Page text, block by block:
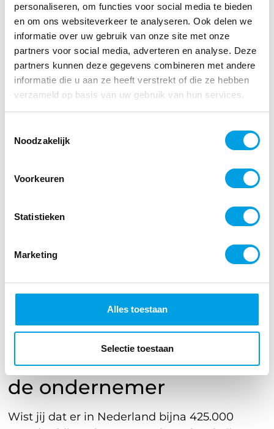
personaliseren, om functies voor social media te bieden
en om ons websiteverkeer te analyseren. Ook delen we
informatie over uw gebruik van onze site met onze
partners voor social media, adverteren en analyse. Deze
partners kunnen deze gegevens combineren met andere
informatie die u aan ze heeft verstrekt of die ze hebben
verzameld op basis van uw gebruik van hun services.
Noodzakelijk
Voorkeuren
Statistieken
Marketing
Alles toestaan
Selectie toestaan
ook veilig vóélen is een tweede. Sociale
veiligheid wordt beïnvloed door
(ongewenst) gedrag zoals pesten, seksuele
intimidatie, discriminatie, agressie en
geweld.
Hoe sociaal veilig voelen jullie
medewerkers zich? Hebben jullie hier al
gevoerd? Juist in deze week is het mooi
door het drinken van kopjes koffie met
enquete of een poll.
15 November: Dag van
de ondernemer
Wist jij dat er in Nederland bijna 425.000